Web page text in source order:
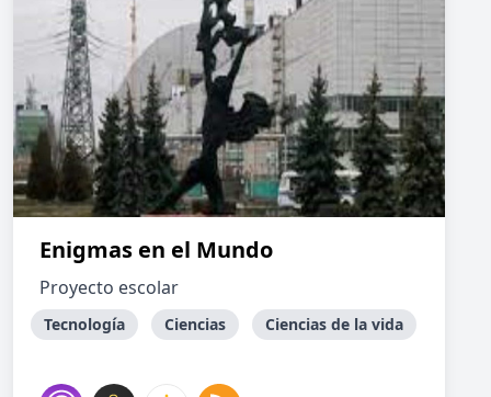
Enigmas en el Mundo
Proyecto escolar
Tecnología Ciencias Ciencias de la vida